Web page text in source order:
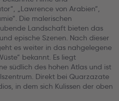
„Lawrence von Arabien“,
Die malerischen
Landschaft bieten das
epische Szenen. Nach dieser
es weiter in das nahgelegene
bekannt. Es liegt
südlich des hohen Atlas und ist
Direkt bei Quarzazate
in dem sich Kulissen der oben